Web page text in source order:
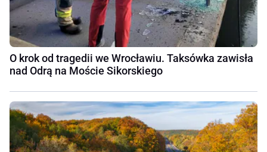
O krok od tragedii we Wrocławiu. Taksówka zawisła
nad Odrą na Moście Sikorskiego